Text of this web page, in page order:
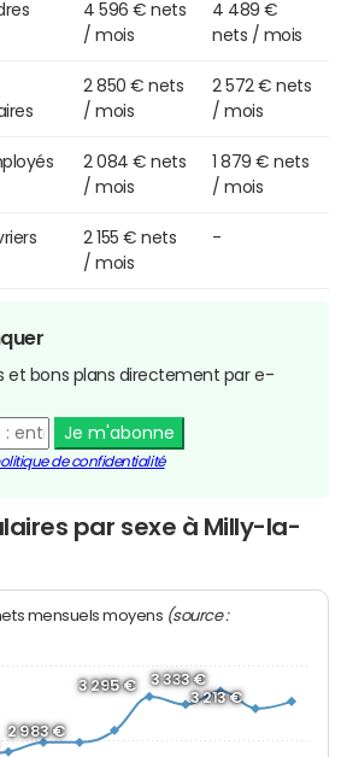
4 596 € nets
/ mois
4 489 €
nets / mois
2 850 € nets
/ mois
2 572 € nets
/ mois
2 084 € nets
/ mois
1 879 € nets
/ mois
2 155 € nets
/ mois
-
et bons plans directement par e-
Je m'abonne
de confidentialité
par sexe à Milly-la-
mensuels moyens (source :
2 983 €
3 295 €
3 333 €
3 213 €